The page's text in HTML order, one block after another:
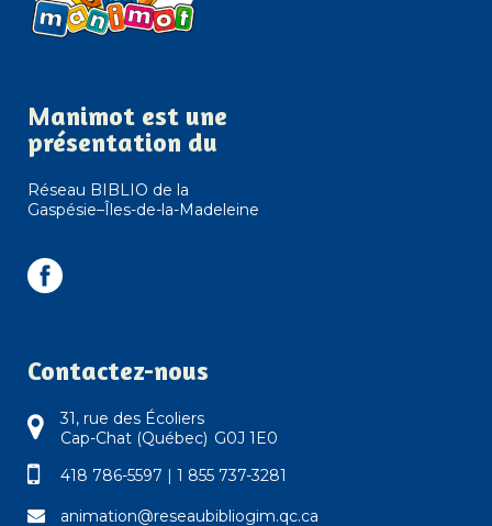
Manimot est une
présentation du
Réseau BIBLIO de la
Gaspésie–Îles-de-la-Madeleine
Contactez-nous
31, rue des Écoliers
Cap-Chat (Québec) G0J 1E0
418 786-5597 | 1 855 737-3281
animation@reseaubibliogim.qc.ca